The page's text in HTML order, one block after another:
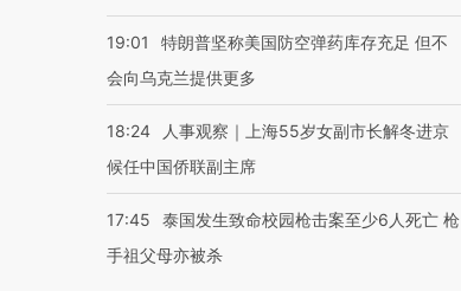
19:01
特朗普坚称美国防空弹药库存充足 但不
会向乌克兰提供更多
18:24
人事观察｜上海55岁女副市长解冬进京
候任中国侨联副主席
17:45
泰国发生致命校园枪击案至少6人死亡 枪
手祖父母亦被杀